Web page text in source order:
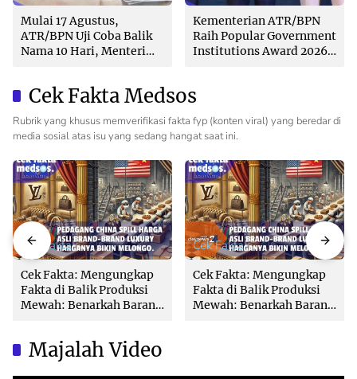
Mulai 17 Agustus,
ATR/BPN Uji Coba Balik
Nama 10 Hari, Menteri
Kementerian ATR/BPN
Raih Popular Government
Institutions Award 2026
Cek Fakta Medsos
Rubrik yang khusus memverifikasi fakta fyp (konten viral) yang beredar di
media sosial atas isu yang sedang hangat saat ini.
Cek Fakta
Cek Fakta: Mengungkap
Fakta di Balik Produksi
Mewah: Benarkah Barang
Cek Fakta
Cek Fakta: Mengungkap
Fakta di Balik Produksi
Mewah: Benarkah Barang
Majalah Video